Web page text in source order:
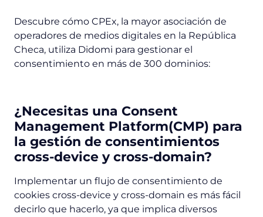
Descubre cómo CPEx, la mayor asociación de
operadores de medios digitales en la República
Checa, utiliza Didomi para gestionar el
consentimiento en más de 300 dominios:
¿Necesitas una Consent
Management Platform(CMP) para
la gestión de consentimientos
cross-device y cross-domain?
Implementar un flujo de consentimiento de
cookies cross-device y cross-domain es más fácil
decirlo que hacerlo, ya que implica diversos